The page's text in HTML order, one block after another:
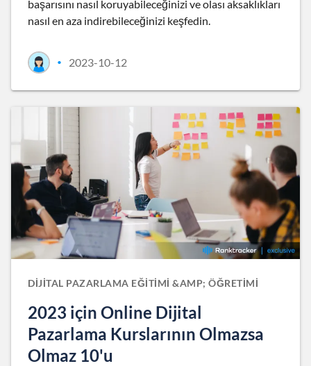
başarısını nasıl koruyabileceğinizi ve olası aksaklıkları
nasıl en aza indirebileceğinizi keşfedin.
• 2023-10-12
DIJITAL PAZARLAMA EĞITIMI &AMP; ÖĞRETIMI
2023 için Online Dijital
Pazarlama Kurslarının Olmazsa
Olmaz 10'u